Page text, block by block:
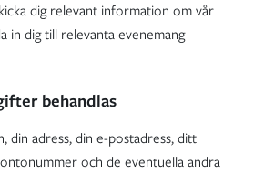
dig relevant information om vår
in dig till relevanta evenemang
behandlas
din adress, din e-postadress, ditt
och de eventuella andra